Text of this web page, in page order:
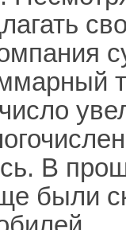
В
были